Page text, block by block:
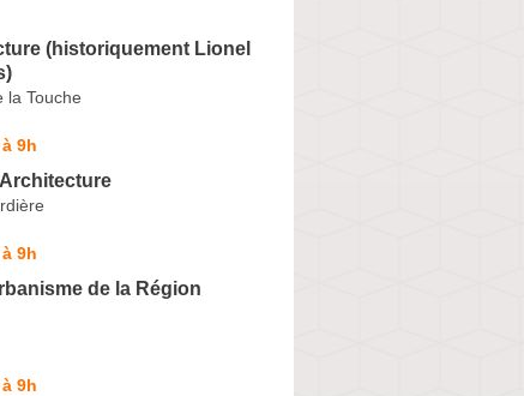
(historiquement Lionel
la Touche
9h
9h
de la Région
9h